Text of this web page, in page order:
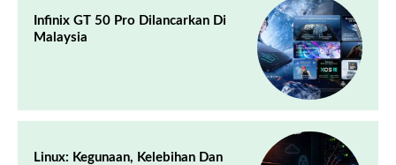
Infinix GT 50 Pro Dilancarkan Di
Malaysia
Linux: Kegunaan, Kelebihan Dan